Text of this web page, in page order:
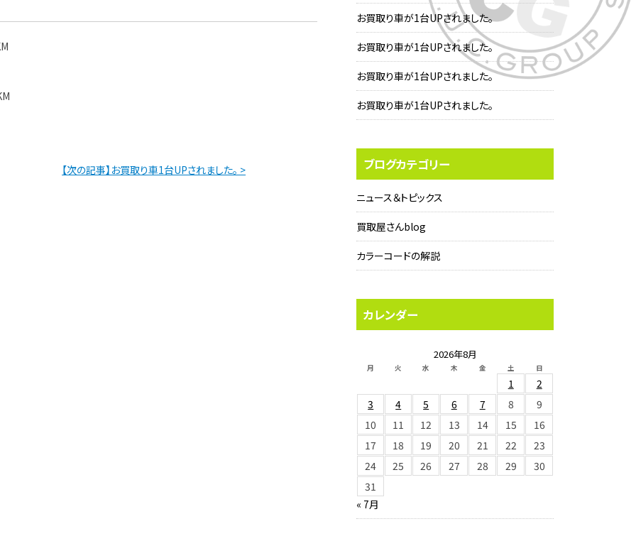
【次の記事】お買取り車1台UPされました。 >
お買取り車が1台UPされました。
お買取り車が1台UPされました。
お買取り車が1台UPされました。
お買取り車が1台UPされました。
ブログカテゴリー
ニュース＆トピックス
買取屋さんblog
カラーコードの解説
カレンダー
2026年8月
月 火 水 木 金 土 日
1
2
3
4 5 6 7 8
9
10
11 12 13 14 15
16
17
18 19 20 21 22
23
24
25 26 27 28 29
30
31
« 7月